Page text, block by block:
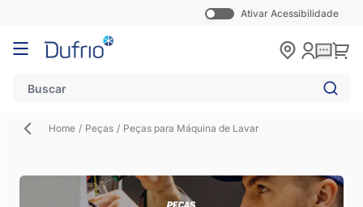
Ativar Acessibilidade
Pular para o conteúdo
Home / Peças / Peças para Máquina de Lavar